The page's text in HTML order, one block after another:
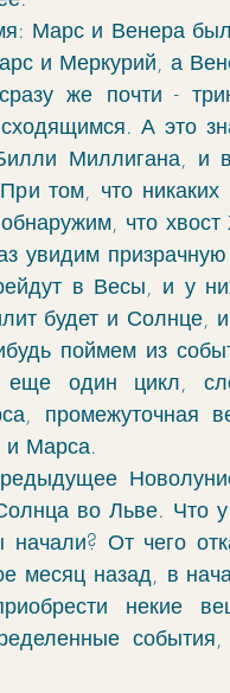
Марс и Венера
и Меркурий, а
же почти -
А это
Миллигана, и
том, что никаких
что
увидим
в Весы, и у
будет и Солнце,
поймем из
еще один цикл,
промежуточная
и Марса.
во Льве. Что
От чего
месяц назад, в
некие